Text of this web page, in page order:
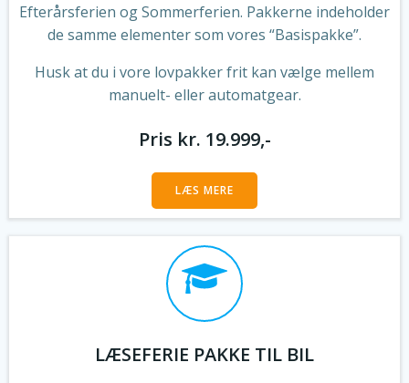
Efterårsferien og Sommerferien. Pakkerne indeholder
de samme elementer som vores “Basispakke”.
Husk at du i vore lovpakker frit kan vælge mellem
manuelt- eller automatgear.
Pris kr. 19.999,-
LÆS MERE
LÆSEFERIE PAKKE TIL BIL